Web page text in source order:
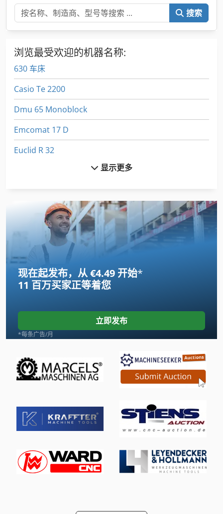
搜索
浏览最受欢迎的机器名称:
630 车床
Casio Te 2200
Dmu 65 Monoblock
Emcomat 17 D
Euclid R 32
Fuw 250
Fz 0
Gildemeister Ct 20
International 434
Liebherr 20 K
Linde
Newton 20
Schaublin 135
Wenzel Lh 54
三维 扫描 仪
手动 剪 板 机
手动 绞车
显示更多
现在起发布，从 €4.49 开始*
11 百万买家正等着您
立即发布
*每条广告/月